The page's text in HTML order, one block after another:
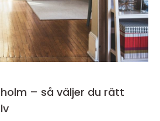
– så väljer du rätt